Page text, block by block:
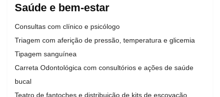
Saúde e bem-estar
Consultas com clínico e psicólogo
Triagem com aferição de pressão, temperatura e glicemia
Tipagem sanguínea
Carreta Odontológica com consultórios e ações de saúde
bucal
Teatro de fantoches e distribuição de kits de escovação